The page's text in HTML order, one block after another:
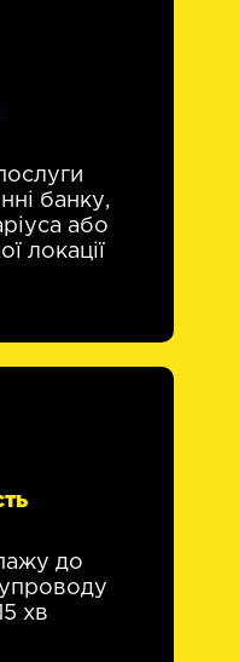
банку,
або
локації
до
хв